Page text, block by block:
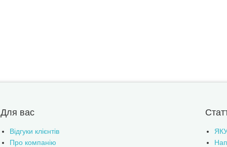
Для вас
Відгуки клієнтів
Про компанію